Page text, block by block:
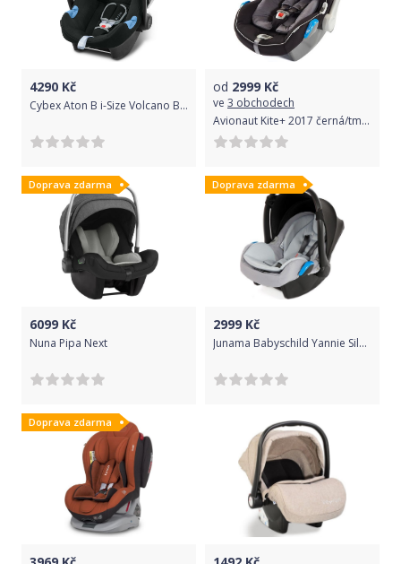
4290 Kč
Cybex Aton B i-Size Volcano Black 2020
od 2999 Kč
ve 3 obchodech
Avionaut Kite+ 2017 černá/tmavě šedá
Doprava zdarma
6099 Kč
Nuna Pipa Next
Doprava zdarma
2999 Kč
Junama Babyschild Yannie Silver 2019
Doprava zdarma